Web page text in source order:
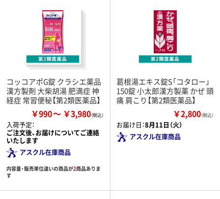
コッコアポG錠 クラシエ薬品
漢方製剤 大柴胡湯 肥満症 神
経症 常習便秘【第2類医薬品】
￥990 ￥3,980
入荷予定：
ご注文後、お届けについてご連絡
いたします
アスクル在庫商品
内容量・販売単位違いの商品が2商品ありま
す
葛根湯エキス錠S「コタロー」
150錠 小太郎漢方製薬 かぜ 頭
痛 肩こり【第2類医薬品】
￥2,800（税込）
お届け日：8月11日（火）
アスクル在庫商品